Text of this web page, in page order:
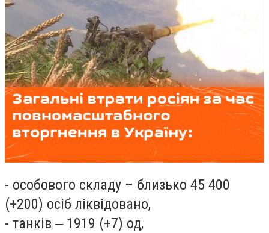
- особового складу – близько 45 400
(+200) осіб ліквідовано,
- танків ‒ 1919 (+7) од,